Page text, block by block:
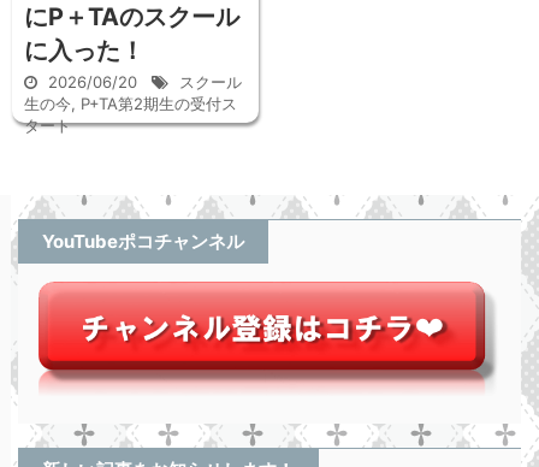
にP＋TAのスクール
に入った！
2026/06/20
スクール
生の今, P+TA第2期生の受付ス
タート
YouTubeポコチャンネル